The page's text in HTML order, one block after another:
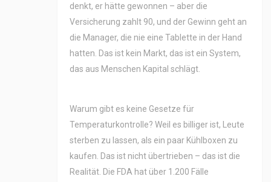
denkt, er hätte gewonnen – aber die
Versicherung zahlt 90, und der Gewinn geht an
die Manager, die nie eine Tablette in der Hand
hatten. Das ist kein Markt, das ist ein System,
das aus Menschen Kapital schlägt.
Warum gibt es keine Gesetze für
Temperaturkontrolle? Weil es billiger ist, Leute
sterben zu lassen, als ein paar Kühlboxen zu
kaufen. Das ist nicht übertrieben – das ist die
Realität. Die FDA hat über 1.200 Fälle